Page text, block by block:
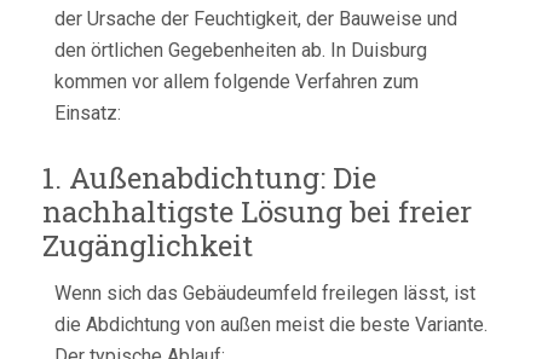
der Ursache der Feuchtigkeit, der Bauweise und
den örtlichen Gegebenheiten ab. In Duisburg
kommen vor allem folgende Verfahren zum
Einsatz:
1. Außenabdichtung: Die
nachhaltigste Lösung bei freier
Zugänglichkeit
Wenn sich das Gebäudeumfeld freilegen lässt, ist
die Abdichtung von außen meist die beste Variante.